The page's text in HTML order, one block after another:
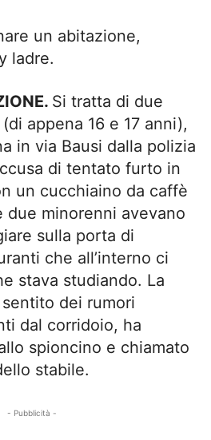
un abitazione,
ladre.
Si tratta di due
appena 16 e 17 anni),
in via Bausi dalla polizia
di tentato furto in
un cucchiaino da caffè
due minorenni avevano
sulla porta di
che all’interno ci
stava studiando. La
dei rumori
dal corridoio, ha
spioncino e chiamato
stabile.
- Pubblicità -